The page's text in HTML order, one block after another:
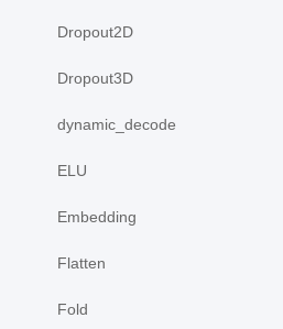
Dropout2D
Dropout3D
dynamic_decode
ELU
Embedding
Flatten
Fold